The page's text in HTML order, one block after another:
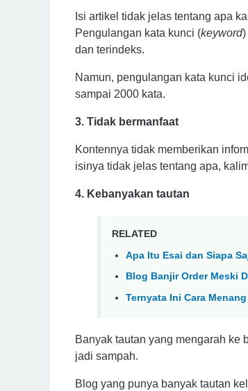
Isi artikel tidak jelas tentang apa
Pengulangan kata kunci (keyword)
dan terindeks.
Namun, pengulangan kata kunci
sampai 2000 kata.
3. Tidak bermanfaat
Kontennya tidak memberikan
isinya tidak jelas tentang apa,
4. Kebanyakan tautan
RELATED
Apa Itu Esai dan Siapa
Blog Banjir Order Meski
Ternyata Ini Cara
Banyak tautan yang mengarah ke
jadi sampah.
Blog yang punya banyak tautan